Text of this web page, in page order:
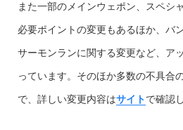
また一部のメインウェポン、スペシ
必要ポイントの変更もあるほか、バ
サーモンランに関する変更など、ア
っています。そのほか多数の不具合
で、詳しい変更内容はサイトで確認